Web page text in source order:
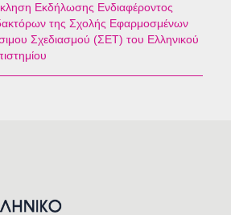
Εκδήλωσης Ενδιαφέροντος
της Σχολής Εφαρμοσμένων
Σχεδιασμού (ΣΕΤ) του Ελληνικού